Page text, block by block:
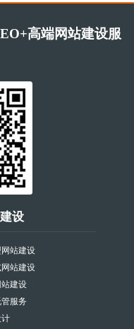
高端网站建设服
设
站建设
站建设
建设
服务
计